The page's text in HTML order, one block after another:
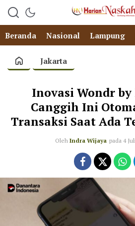
Beranda Nasional Lampung
Jakarta
Inovasi Wondr
Canggih Ini
Transaksi Saat Ada
Oleh Indra Wijaya pada 4